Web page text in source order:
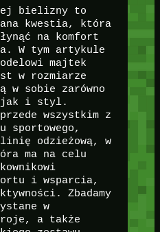
bielizny to
kwestia, która
na komfort
W tym artykule
majtek
w rozmiarze
w sobie zarówno
jak i styl.
wszystkim z
sportowego,
odzieżową, w
ma na celu
i wsparcia,
Zbadamy
w
a także